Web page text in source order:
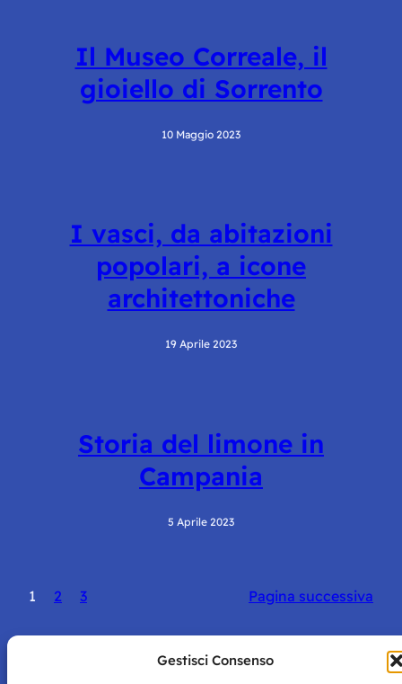
Gestisci Consenso
Il Museo Correale, il
gioiello di Sorrento
10 Maggio 2023
I vasci, da abitazioni
popolari, a icone
architettoniche
19 Aprile 2023
Storia del limone in
Campania
5 Aprile 2023
1 2 3 Pagina successiva